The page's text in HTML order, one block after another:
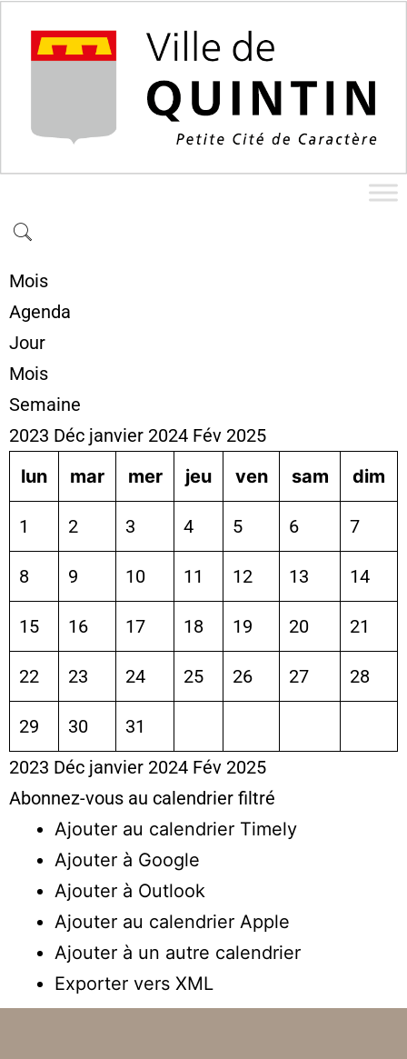
Mois
Agenda
Jour
Mois
Semaine
2023 Déc janvier 2024 Fév 2025
lun
mar mer jeu ven sam dim
1 2 3 4 5 6 7
8 9 10 11 12 13 14
15 16 17 18 19 20 21
22 23 24 25 26 27 28
29 30
31
2023 Déc janvier 2024 Fév 2025
Abonnez-vous au calendrier filtré
Ajouter au calendrier Timely
Ajouter à Google
Ajouter à Outlook
Ajouter au calendrier Apple
Ajouter à un autre calendrier
Exporter vers XML